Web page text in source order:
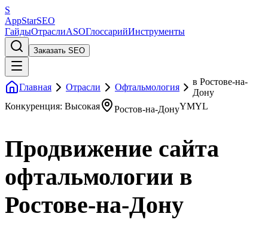
S
AppStarSEO
ГайдыОтраслиASOГлоссарийИнструменты
Заказать SEO
Главная Отрасли Офтальмология
в Ростове-на-
Дону
Конкуренция: Высокая
Ростов-на-ДонуYMYL
Продвижение сайта
офтальмологии в
Ростове-на-Дону